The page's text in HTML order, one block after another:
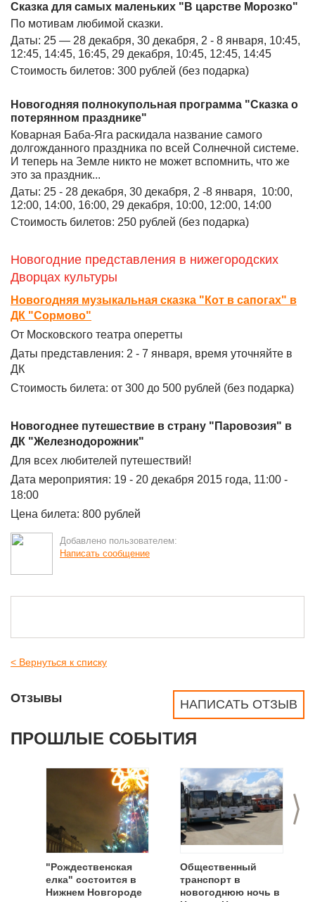
Сказка для самых маленьких "В царстве Морозко"
По мотивам любимой сказки.
Даты: 25 — 28 декабря, 30 декабря, 2 - 8 января, 10:45,
12:45, 14:45, 16:45, 29 декабря, 10:45, 12:45, 14:45
Стоимость билетов: 300 рублей (без подарка)
Новогодняя полнокупольная программа "Сказка о
потерянном празднике"
Коварная Баба-Яга раскидала название самого
долгожданного праздника по всей Солнечной системе.
И теперь на Земле никто не может вспомнить, что же
это за праздник...
Даты: 25 - 28 декабря, 30 декабря, 2 -8 января, 10:00,
12:00, 14:00, 16:00, 29 декабря, 10:00, 12:00, 14:00
Стоимость билетов: 250 рублей (без подарка)
Новогодние представления в нижегородских
Дворцах культуры
Новогодняя музыкальная сказка "Кот в сапогах" в
ДК "Сормово"
От Московского театра оперетты
Даты представления: 2 - 7 января, время уточняйте в
ДК
Стоимость билета: от 300 до 500 рублей (без подарка)
Новогоднее путешествие в страну "Паровозия" в
ДК "Железнодорожник"
Для всех любителей путешествий!
Дата мероприятия: 19 - 20 декабря 2015 года, 11:00 -
18:00
Цена билета: 800 рублей
Добавлено пользователем:
Написать сообщение
< Вернуться к списку
НАПИСАТЬ ОТЗЫВ
Отзывы
ПРОШЛЫЕ СОБЫТИЯ
>
"Рождественская
елка" состоится в
Нижнем Новгороде
Общественный
транспорт в
новогоднюю ночь в